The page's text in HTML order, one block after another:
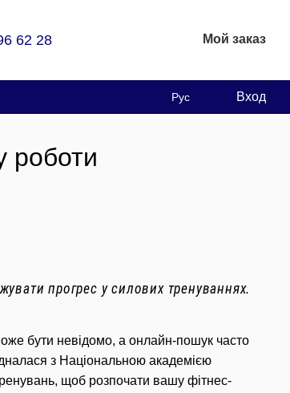
62 28 Мой заказ
Рус Вход
роботи
прогрес у силових тренуваннях.
бути невідомо, а онлайн-пошук часто
з Національною академією
щоб розпочати вашу фітнес-